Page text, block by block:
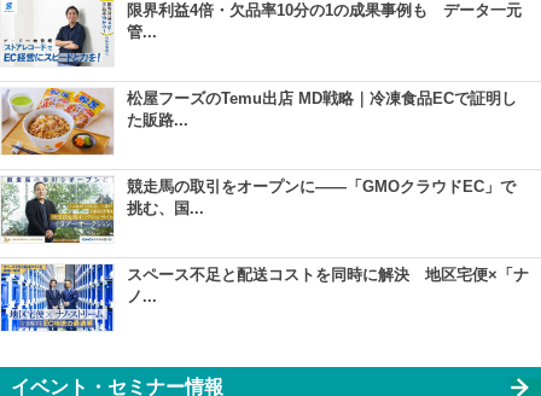
限界利益4倍・欠品率10分の1の成果事例も データ一元
管...
松屋フーズのTemu出店 MD戦略｜冷凍食品ECで証明し
た販路...
競走馬の取引をオープンに――「GMOクラウドEC」で
挑む、国...
スペース不足と配送コストを同時に解決 地区宅便×「ナ
ノ...
イベント・セミナー情報